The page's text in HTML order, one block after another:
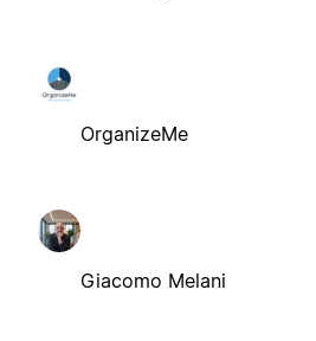
OrganizeMe
Giacomo Melani